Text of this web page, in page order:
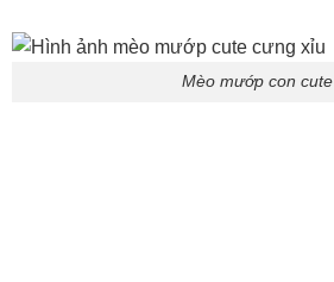
Mèo mướp con cute